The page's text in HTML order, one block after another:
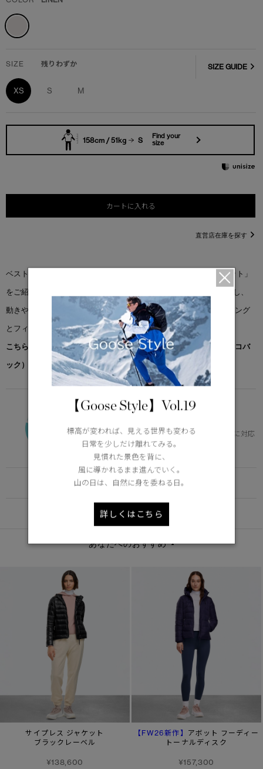
SIZE 残りわずか
XS S M
SIZE GUIDE
158cm / 51kg S
Find your
size
カートに入れる
直営店在庫を探す
ベストセラーのクレアシリーズから、ヒップ丈の「クレア ジャケット」
をご紹介します。マットな仕上がりの2WAYストレッチ素材を使用し、
動きやすさを追求したこのジャケットは、シェブロン柄のキルティング
とフィット＆フレアのシルエットが特徴です。
こちらの商品には先着でノベルティー（オリジナルポケッタブルエコバ
ック）をプレゼント。※なくなり次第終了となります。
VERSATILE
体の芯を冷やさず、快適。幅広いニーズに対応
Learn more about TEI
FUNCTION
DETAIL
あなたへのおすすめ
サイプレス ジャケット
ブラックレーベル
¥138,600
【FW26新作】
アボット フーディー
トーナルディスク
¥157,300
【Goose Style】Vol.19
標高が変われば、見える世界も変わる
日常を少しだけ離れてみる。
見慣れた景色を背に、
風に導かれるまま進んでいく。
山の日は、自然に身を委ねる日。
詳しくはこちら